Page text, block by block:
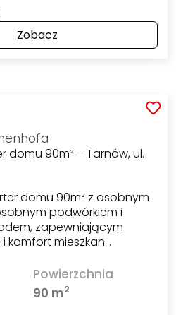
Zobacz
domu 90m² – Tarnów, ul.
domu 90m² z osobnym
podwórkiem i
zapewniającym
komfort mieszkan…
Powierzchnia
90 m2